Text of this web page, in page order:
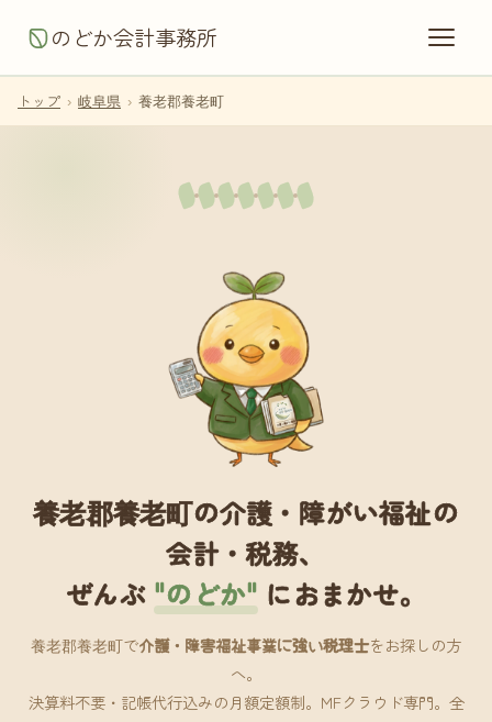
のどか会計事務所
トップ › 岐阜県 › 養老郡養老町
養老郡養老町の介護・障がい福祉の
会計・税務、
ぜんぶ "のどか" におまかせ。
養老郡養老町で介護・障害福祉事業に強い税理士をお探しの方
へ。
決算料不要・記帳代行込みの月額定額制。MFクラウド専門。全